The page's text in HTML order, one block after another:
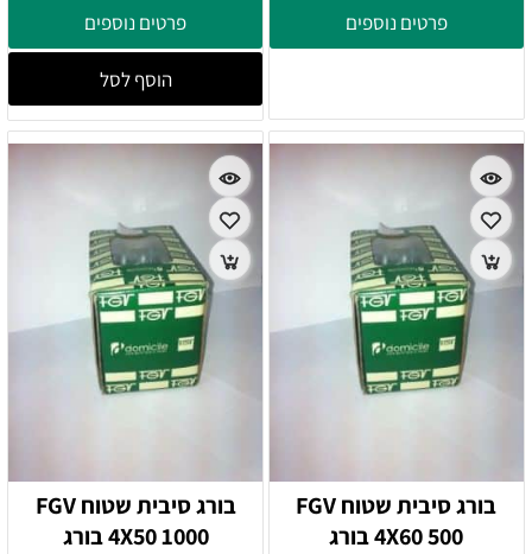
פרטים נוספים פרטים נוספים
הוסף לסל
בורג סיבית שטוח FGV
4X60 500 בורג
בורג סיבית שטוח FGV
4X50 1000 בורג